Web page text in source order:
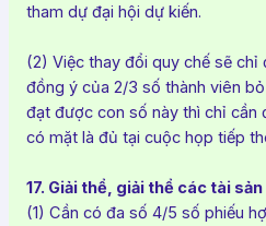
tham dự đại hội dự kiến.
(2) Việc thay đổi quy chế sẽ
đồng ý của 2/3 số thành viên
đạt được con số này thì chỉ cần
có mặt là đủ tại cuộc họp tiếp
17. Giải thể, giải thể các tài
(1) Cần có đa số 4/5 số phiếu